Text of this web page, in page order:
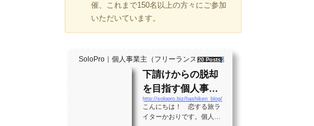
催、これまで150名以上の方々にご参加
いただいています。
SoloPro｜個人事業主（フリーランス）・起業家、"ソロ" で働く人のライ
20 Posts 261 Shares
下請けからの脱却
を目指す個人事業
主のバイブル！？
月間28万PVの実績
http://solopro.biz/hashiken_blog/
こんにちは！ 恋する旅ラ
イターかおりです。個人事